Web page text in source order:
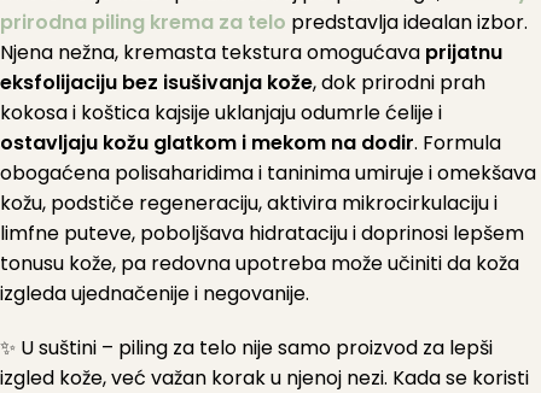
prirodna piling krema za telo predstavlja idealan izbor.
Njena nežna, kremasta tekstura omogućava prijatnu
eksfolijaciju bez isušivanja kože, dok prirodni prah
kokosa i koštica kajsije uklanjaju odumrle ćelije i
ostavljaju kožu glatkom i mekom na dodir. Formula
obogaćena polisaharidima i taninima umiruje i omekšava
kožu, podstiče regeneraciju, aktivira mikrocirkulaciju i
limfne puteve, poboljšava hidrataciju i doprinosi lepšem
tonusu kože, pa redovna upotreba može učiniti da koža
izgleda ujednačenije i negovanije.
✨ U suštini – piling za telo nije samo proizvod za lepši
izgled kože, već važan korak u njenoj nezi. Kada se koristi